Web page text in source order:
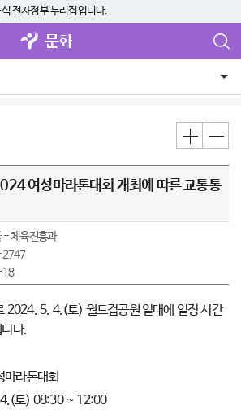
전자정부 누리집입니다.
문화
여성마라톤대회 개최에 따른 교통통
체육진흥과
2024. 5. 4.(토) 월드컵공원 일대에 일정 시간
다.
마라톤대회
토) 08:30 ~ 12:00